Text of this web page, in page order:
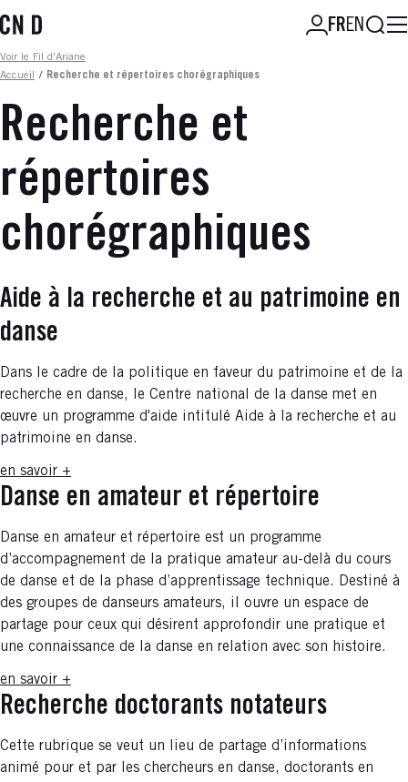
au
principal
FREN
Fil d'ariane
Voir le Fil d'Ariane
Accueil
/ Recherche et répertoires chorégraphiques
Recherche et
répertoires
chorégraphiques
Aide à la recherche et au patrimoine en
danse
Dans le cadre de la politique en faveur du patrimoine et de la
recherche en danse, le Centre national de la danse met en
œuvre un programme d'aide intitulé Aide à la recherche et au
patrimoine en danse.
en savoir +
Danse en amateur et répertoire
Danse en amateur et répertoire est un programme
d’accompagnement de la pratique amateur au-delà du cours
de danse et de la phase d’apprentissage technique. Destiné à
des groupes de danseurs amateurs, il ouvre un espace de
partage pour ceux qui désirent approfondir une pratique et
une connaissance de la danse en relation avec son histoire.
en savoir +
Recherche doctorants notateurs
Cette rubrique se veut un lieu de partage d’informations
animé pour et par les chercheurs en danse, doctorants en